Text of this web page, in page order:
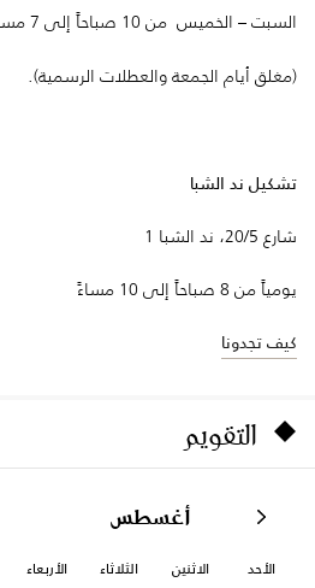
السبت – الخميس من 10 صباحاً إلى 7 مساءً
(مغلق أيام الجمعة والعطلات الرسمية).
تشكيل ند الشبا
شارع 20/5، ند الشبا 1
يومياً من 8 صباحاً إلى 10 مساءً
كيف تجدونا
التقويم
أغسطس
الأحد الاثنين الثلاثاء الأربعاء